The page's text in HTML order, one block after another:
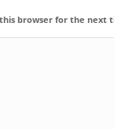
browser for the next